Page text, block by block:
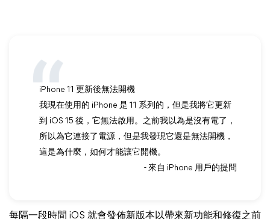
iPhone 11 更新後無法開機
我現在使用的 iPhone 是 11 系列的，但是我將它更新
到 iOS 15 後，它無法啟用。之前我以為是沒有電了，
所以為它連接了電源，但是我發現它還是無法開機，
這是為什麼，如何才能讓它開機。
- 來自 iPhone 用戶的提問
每隔一段時間 iOS 就會發佈新版本以帶來新功能和修復之前